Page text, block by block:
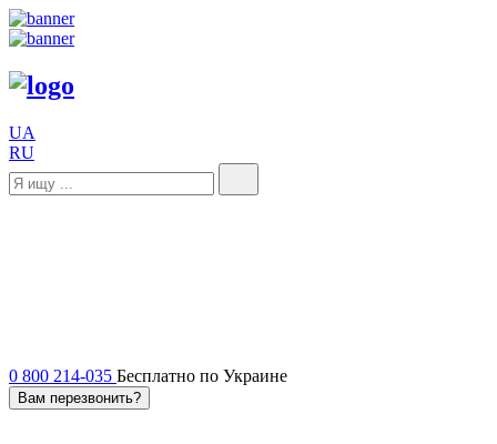
UA
RU
0 800 214-035 Бесплатно по Украине
Вам перезвонить?